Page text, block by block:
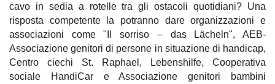
cavo in sedia a rotelle tra gli ostacoli quotidiani? Una
risposta competente la potranno dare organizzazioni e
associazioni come "Il sorriso – das Lächeln", AEB-
Associazione genitori di persone in situazione di handicap,
Centro ciechi St. Raphael, Lebenshilfe, Cooperativa
sociale HandiCar e Associazione genitori bambini